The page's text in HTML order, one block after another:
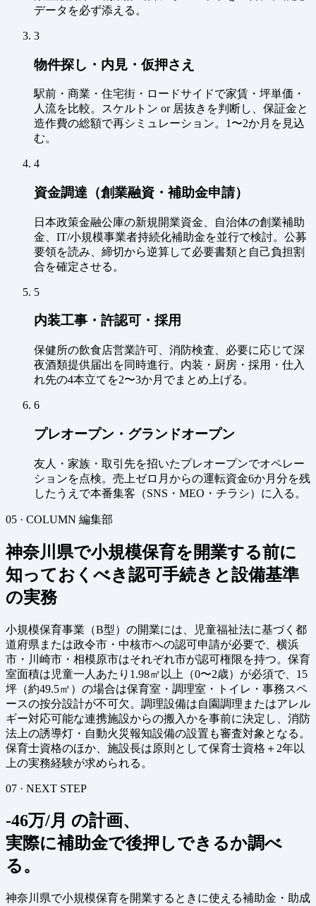
データを必ず添える。
3
物件探し・内見・仮押さえ
駅前・商業・住宅街・ロードサイドで家賃・坪単価・
人流を比較。スケルトン or 居抜きを判断し、保証金と
造作費の総額で再シミュレーション。1〜2か月を見込
む。
4
資金調達（創業融資・補助金申請）
日本政策金融公庫の新規開業資金、自治体の創業補助
金、IT/小規模事業者持続化補助金を並行で検討。公募
要領を読み、締切から逆算して必要書類と自己負担割
合を確定させる。
5
内装工事・許認可・採用
保健所の飲食店営業許可、消防検査、必要に応じて深
夜酒類提供届出を同時進行。内装・厨房・採用・仕入
れ先の4本立てを2〜3か月でまとめ上げる。
6
プレオープン・グランドオープン
友人・家族・取引先を招いたプレオープンでオペレー
ションを点検。売上ゼロ月からの運転資金6か月分を残
したうえで本番集客（SNS・MEO・チラシ）に入る。
05 · COLUMN 編集部
神奈川県で小規模保育を開業する前に
知っておくべき認可手続きと設備基準
の実務
小規模保育事業（B型）の開業には、児童福祉法に基づく都
道府県または政令市・中核市への認可申請が必要で、横浜
市・川崎市・相模原市はそれぞれ市が認可権限を持つ。保育
室面積は児童一人あたり1.98㎡以上（0〜2歳）が必須で、15
坪（約49.5㎡）の場合は保育室・調理室・トイレ・事務スペ
ースの按分設計が不可欠。調理設備は自園調理またはアレル
ギー対応可能な連携施設からの搬入かを事前に決定し、消防
法上の誘導灯・自動火災報知設備の設置も審査対象となる。
保育士資格のほか、施設長は原則として保育士資格＋2年以
上の実務経験が求められる。
07 · NEXT STEP
-46万/月 の計画、
実際に補助金で後押しできるか調べ
る。
神奈川県で小規模保育を開業するときに使える補助金・助成